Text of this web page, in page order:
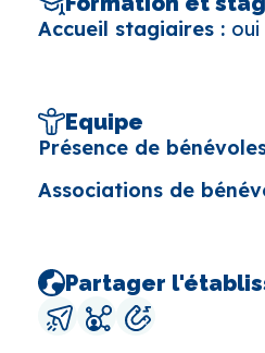
Accueil stagiaires : oui
Equipe
Présence de
Associations de
Partager